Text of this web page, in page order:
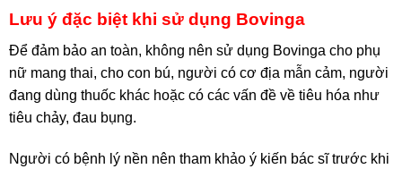
Lưu ý đặc biệt khi sử dụng Bovinga
Để đảm bảo an toàn, không nên sử dụng Bovinga cho phụ
nữ mang thai, cho con bú, người có cơ địa mẫn cảm, người
đang dùng thuốc khác hoặc có các vấn đề về tiêu hóa như
tiêu chảy, đau bụng.
Người có bệnh lý nền nên tham khảo ý kiến bác sĩ trước khi